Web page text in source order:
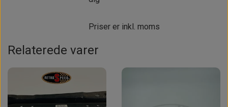
Priser er inkl. moms
Relaterede varer